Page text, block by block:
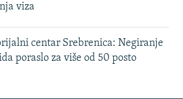
viza
centar Srebrenica: Negiranje
poraslo za više od 50 posto